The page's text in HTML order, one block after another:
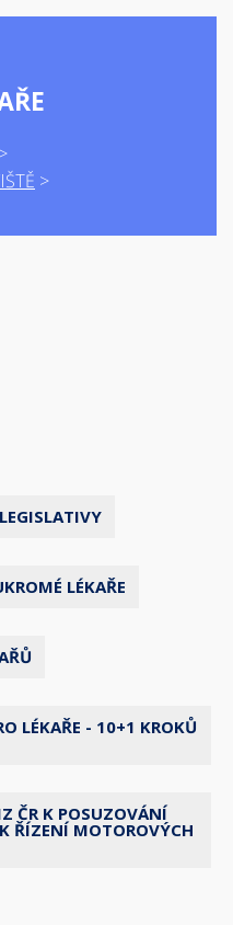
LÉKAŘE
LÉKAŘE - 10+1 KROKŮ
ČR K POSUZOVÁNÍ
ŘÍZENÍ MOTOROVÝCH